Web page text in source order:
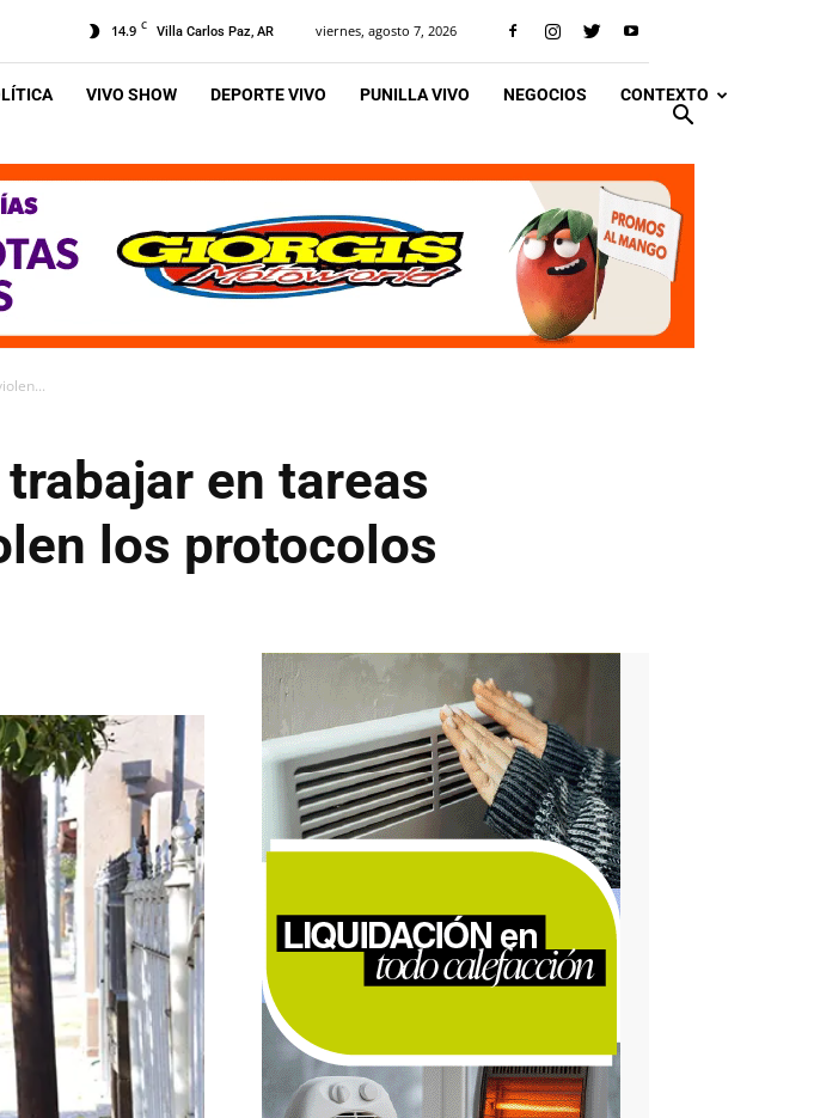
14.9 C Villa Carlos Paz, AR viernes, agosto 7, 2026
VIVO SHOW DEPORTE VIVO PUNILLA VIVO NEGOCIOS CONTEXTO
en tareas
los protocolos